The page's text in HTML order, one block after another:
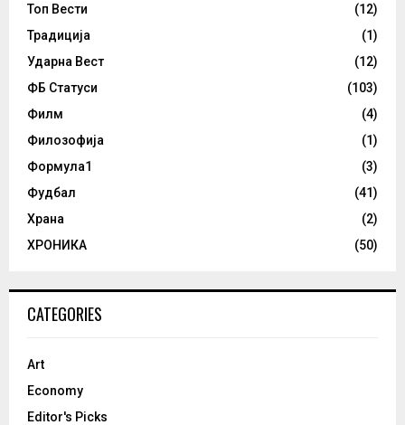
Топ Вести
(12)
Традиција
(1)
Ударна Вест
(12)
ФБ Статуси
(103)
Филм
(4)
Филозофија
(1)
Формула1
(3)
Фудбал
(41)
Храна
(2)
ХРОНИКА
(50)
CATEGORIES
Art
Economy
Editor's Picks